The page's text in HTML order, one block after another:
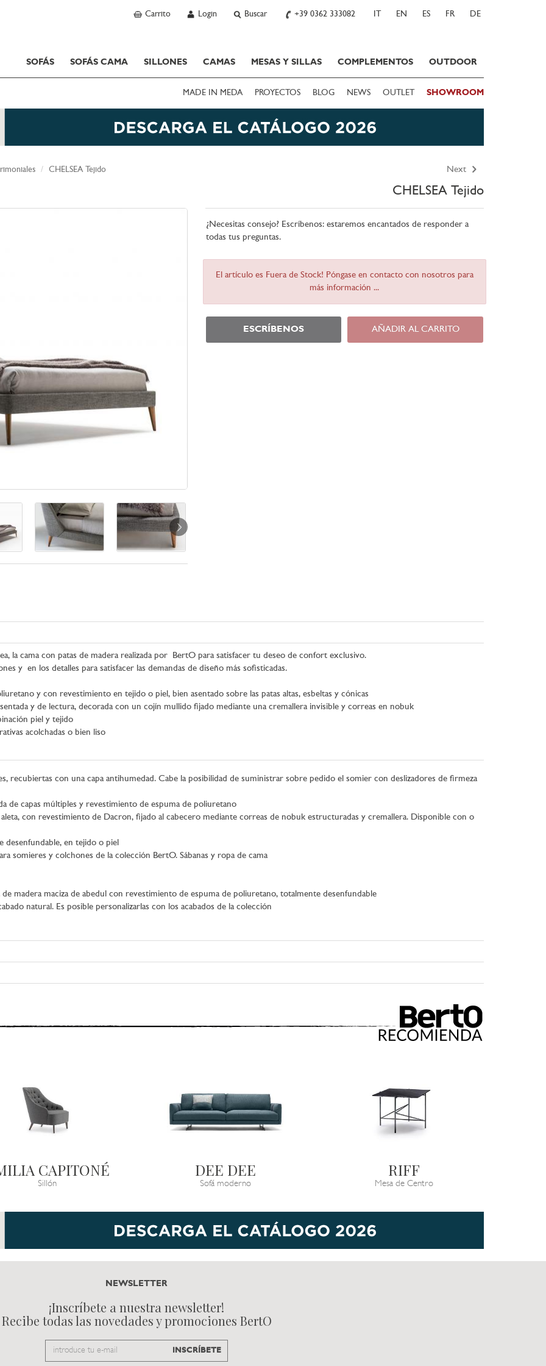
Carrito Login Buscar +39 0362 333082 IT EN ES FR DE
SOFÁS SOFÁS CAMA SILLONES CAMAS MESAS Y SILLAS COMPLEMENTOS OUTDOOR
MADE IN MEDA PROYECTOS BLOG NEWS OUTLET SHOWROOM
Next
CHELSEA Tejido
CHELSEA Tejido
¿Necesitas consejo? Escríbenos: estaremos encantados de responder a
todas tus preguntas.
El artículo es Fuera de Stock! Póngase en contacto con nosotros para
más información ...
ESCRÍBENOS AÑADIR AL CARRITO
la cama con patas de madera realizada por BertO para satisfacer tu deseo de confort exclusivo.
y en los detalles para satisfacer las demandas de diseño más sofisticadas.
y con revestimiento en tejido o piel, bien asentado sobre las patas altas, esbeltas y cónicas
y de lectura, decorada con un cojín mullido fijado mediante una cremallera invisible y correas en nobuk
piel y tejido
acolchadas o bien liso
recubiertas con una capa antihumedad. Cabe la posibilidad de suministrar sobre pedido el somier con deslizadores de firmeza
de capas múltiples y revestimiento de espuma de poliuretano
con revestimiento de Dacron, fijado al cabecero mediante correas de nobuk estructuradas y cremallera. Disponible con o
desenfundable, en tejido o piel
somieres y colchones de la colección BertO. Sábanas y ropa de cama
madera maciza de abedul con revestimiento de espuma de poliuretano, totalmente desenfundable
natural. Es posible personalizarlas con los acabados de la colección
CAPITONÉ
Sillón
DEE DEE
Sofá moderno
RIFF
Mesa de Centro
NEWSLETTER
¡Inscríbete a nuestra newsletter!
Recibe todas las novedades y promociones BertO
Email
INSCRÍBETE